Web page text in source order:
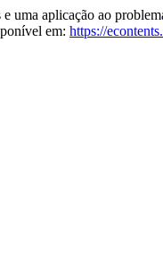
aplicação ao
em: https://